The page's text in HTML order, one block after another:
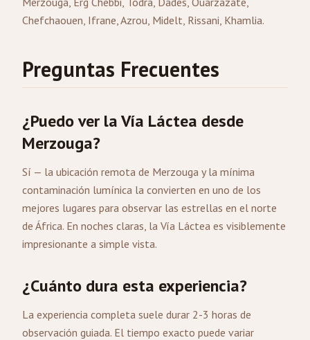
Chefchaouen, Ifrane, Azrou, Midelt, Rissani, Khamlia.
Preguntas Frecuentes
¿Puedo ver la Vía Láctea desde
Merzouga?
Sí — la ubicación remota de Merzouga y la mínima
contaminación lumínica la convierten en uno de los
mejores lugares para observar las estrellas en el norte
de África. En noches claras, la Vía Láctea es visiblemente
impresionante a simple vista.
¿Cuánto dura esta experiencia?
La experiencia completa suele durar 2-3 horas de
observación guiada. El tiempo exacto puede variar